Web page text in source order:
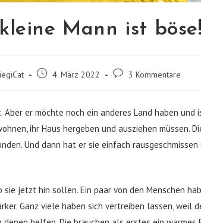
Mann ist böse!
Beitrag4. März 2022
Beitrags-3 Kommentare
er möchte noch ein anderes Land haben
ihr Haus hergeben und ausziehen müssen.
Und dann hat er sie einfach
jetzt hin sollen. Ein paar von den Menschen
Ganz viele haben sich vertreiben lassen, weil